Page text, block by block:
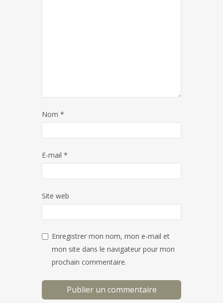
Nom *
E-mail *
Site web
Enregistrer mon nom, mon e-mail et
mon site dans le navigateur pour mon
prochain commentaire.